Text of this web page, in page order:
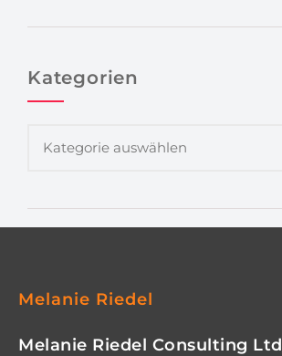
Kategorien
Melanie Riedel
Melanie Riedel Consulting Ltd